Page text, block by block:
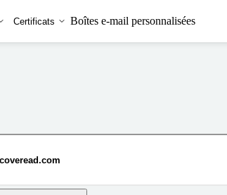
Certificats Boîtes e-mail personnalisées